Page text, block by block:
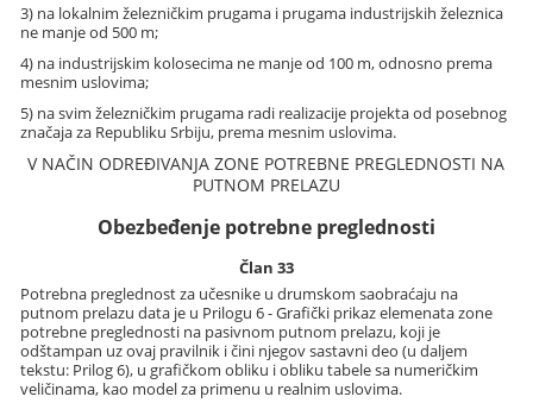
3) na lokalnim železničkim prugama i prugama industrijskih železnica
ne manje od 500 m;
4) na industrijskim kolosecima ne manje od 100 m, odnosno prema
mesnim uslovima;
5) na svim železničkim prugama radi realizacije projekta od posebnog
značaja za Republiku Srbiju, prema mesnim uslovima.
V NAČIN ODREĐIVANJA ZONE POTREBNE PREGLEDNOSTI NA
PUTNOM PRELAZU
Obezbeđenje potrebne preglednosti
Član 33
Potrebna preglednost za učesnike u drumskom saobraćaju na
putnom prelazu data je u Prilogu 6 - Grafički prikaz elemenata zone
potrebne preglednosti na pasivnom putnom prelazu, koji je
odštampan uz ovaj pravilnik i čini njegov sastavni deo (u daljem
tekstu: Prilog 6), u grafičkom obliku i obliku tabele sa numeričkim
veličinama, kao model za primenu u realnim uslovima.